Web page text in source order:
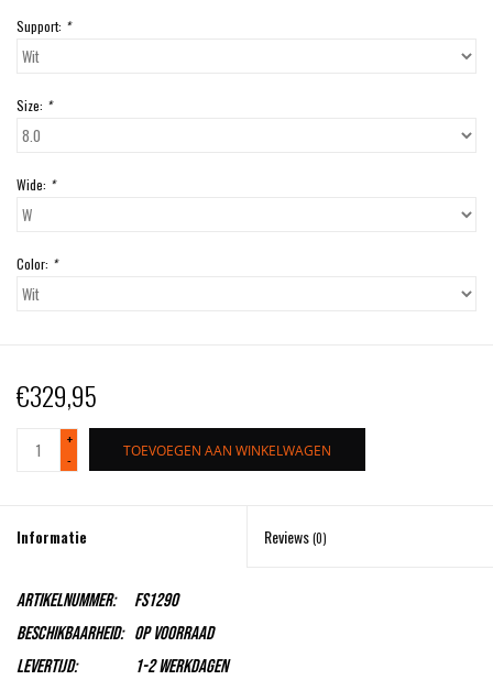
Support: *
Size: *
Wide: *
Color: *
€329,95
+
-
TOEVOEGEN AAN WINKELWAGEN
Informatie Reviews(0)
Artikelnummer:
FS1290
Beschikbaarheid: Op voorraad
Levertijd:
1-2 Werkdagen